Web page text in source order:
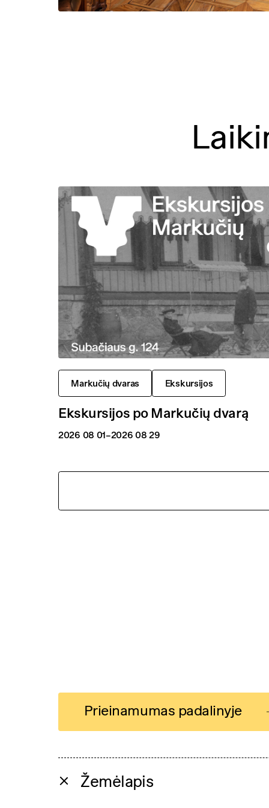
Markučių dvaras Ekskursijos
Ekskursijos po Markučių dvarą
2026 08 01–2026 08 29
Prieinamumas padalinyje
Žemėlapis